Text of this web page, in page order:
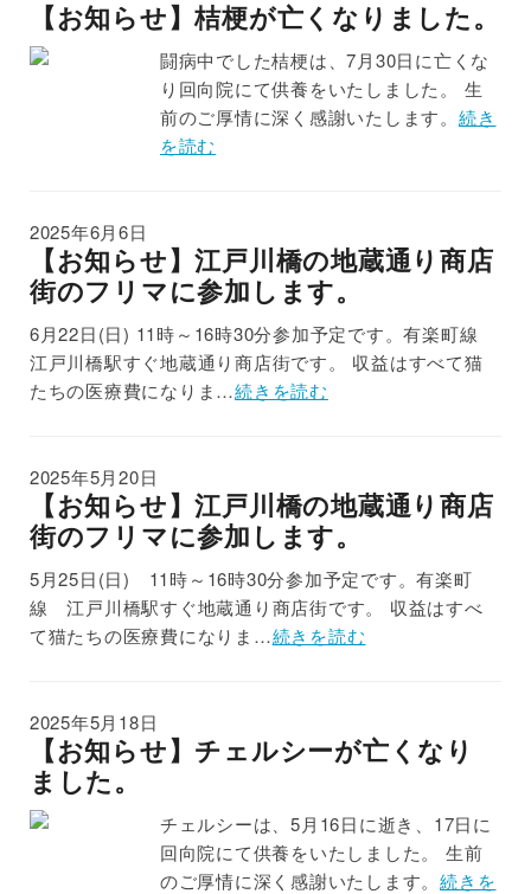
【お知らせ】桔梗が亡くなりました。
闘病中でした桔梗は、7月30日に亡くな
り回向院にて供養をいたしました。 生
前のご厚情に深く感謝いたします。 続き
を読む
2025年6月6日
【お知らせ】江戸川橋の地蔵通り商店
街のフリマに参加します。
6月22日(日) 11時～16時30分参加予定です。有楽町線
江戸川橋駅すぐ地蔵通り商店街です。 収益はすべて猫
たちの医療費になりま…続きを読む
2025年5月20日
【お知らせ】江戸川橋の地蔵通り商店
街のフリマに参加します。
5月25日(日) 11時～16時30分参加予定です。有楽町
線 江戸川橋駅すぐ地蔵通り商店街です。 収益はすべ
て猫たちの医療費になりま…続きを読む
2025年5月18日
【お知らせ】チェルシーが亡くなり
ました。
チェルシーは、5月16日に逝き、17日に
回向院にて供養をいたしました。 生前
のご厚情に深く感謝いたします。続きを